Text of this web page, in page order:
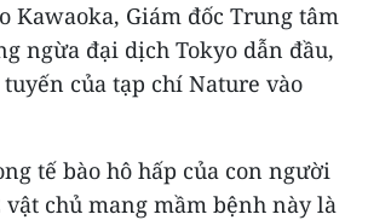
Kawaoka, Giám đốc Trung tâm
ngừa đại dịch Tokyo dẫn đầu,
của tạp chí Nature vào
tế bào hô hấp của con người
chủ mang mầm bệnh này là